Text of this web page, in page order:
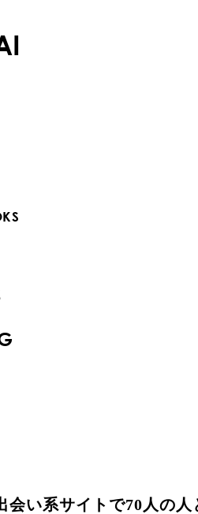
会い系サイトで70人の